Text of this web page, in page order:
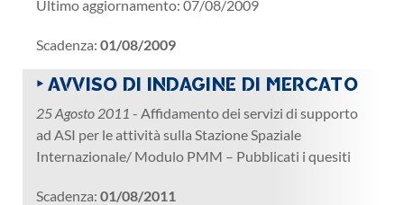
Ultimo aggiornamento: 07/08/2009
Scadenza: 01/08/2009
‣ AVVISO DI INDAGINE DI MERCATO
25 Agosto 2011 - Affidamento dei servizi di supporto
ad ASI per le attività sulla Stazione Spaziale
Internazionale/ Modulo PMM – Pubblicati i quesiti
Scadenza: 01/08/2011